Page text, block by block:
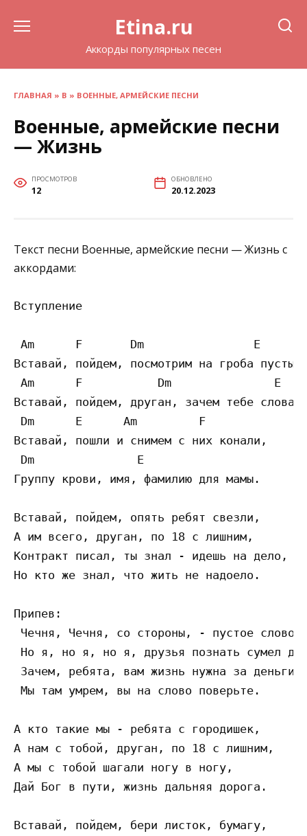
Etina.ru
Аккорды популярных песен
ГЛАВНАЯ » В » ВОЕННЫЕ, АРМЕЙСКИЕ ПЕСНИ
Военные, армейские песни
— Жизнь
ПРОСМОТРОВ
12
ОБНОВЛЕНО
20.12.2023
Текст песни Военные, армейские песни — Жизнь с
аккордами:
Вступление
Am      F       Dm                E
Вставай, пойдем, посмотрим на гроба
Am      F           Dm               E
Вставай, пойдем, друган, зачем тебе слова
Dm      E      Am         F
Вставай, пошли и снимем с них конали,
Dm               E
Группу крови, имя, фамилию для мамы.
Вставай, пойдем, опять ребят свезли,
А им всего, друган, по 18 с лишним,
Контракт писал, ты знал - идешь на дело,
Но кто же знал, что жить не надоело.
Припев:
Чечня, Чечня, со стороны, - пустое
Но я, но я, но я, друзья познать сумел
Зачем, ребята, вам жизнь нужна за
Мы там умрем, вы на слово поверьте.
А кто такие мы - ребята с городишек,
А нам с тобой, друган, по 18 с лишним,
А мы с тобой шагали ногу в ногу,
Дай Бог в пути, жизнь дальняя дорога.
Вставай, пойдем, бери листок, бумагу,